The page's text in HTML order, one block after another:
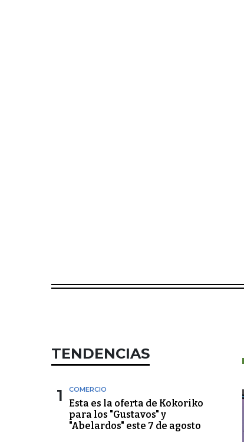
TENDENCIAS
1 COMERCIO
Esta es la oferta de Kokoriko
para los "Gustavos" y
"Abelardos" este 7 de agosto